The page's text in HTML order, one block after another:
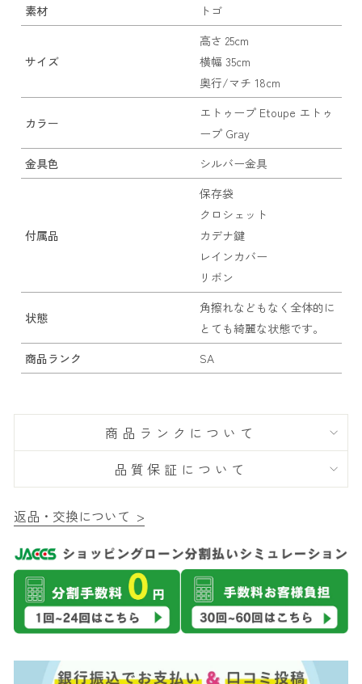
素材
トゴ
サイズ
高さ 25cm
横幅 35cm
奥行/マチ 18cm
カラー
エトゥープ Etoupe エトゥ
ープ Gray
金具色
シルバー金具
付属品
保存袋
クロシェット
カデナ鍵
レインカバー
リボン
状態
角擦れなどもなく全体的に
とても綺麗な状態です。
商品ランク
SA
商品ランクについて
品質保証について
返品・交換について >